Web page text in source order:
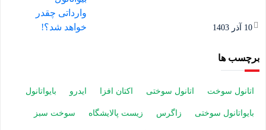
10 آذر 1403
برچسب ها
اتانول سوخت اتانول سوختی اکتان افزا ایدرو بایواتانول
بایواتانول سوختی زاگرس زیست پالایشگاه سوخت سبز